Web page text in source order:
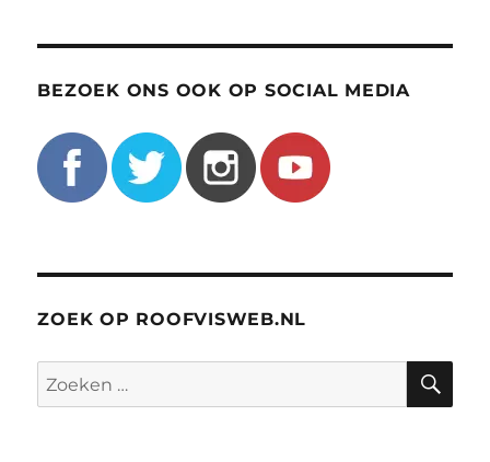
BEZOEK ONS OOK OP SOCIAL MEDIA
ZOEK OP ROOFVISWEB.NL
Zoeken
naar: